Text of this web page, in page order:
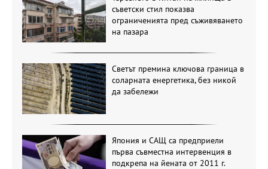
съветски стил показва
ограниченията пред съживяването
на пазара
Светът премина ключова граница в
соларната енергетика, без никой
да забележи
Япония и САЩ са предприели
първа съвместна интервенция в
подкрепа на йената от 2011 г.